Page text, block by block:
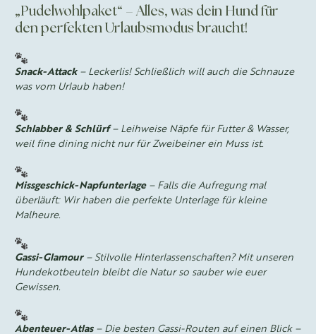
„Pudelwohlpaket“ – Alles, was dein Hund für
den perfekten Urlaubsmodus braucht!
Snack-Attack– Leckerlis! Schließlich will auch die Schnauze
was vom Urlaub haben!
Schlabber & Schlürf– Leihweise Näpfe für Futter & Wasser,
weil fine dining nicht nur für Zweibeiner ein Muss ist.
Missgeschick-Napfunterlage– Falls die Aufregung mal
überläuft: Wir haben die perfekte Unterlage für kleine
Malheure.
Gassi-Glamour– Stilvolle Hinterlassenschaften? Mit unseren
Hundekotbeuteln bleibt die Natur so sauber wie euer
Gewissen.
Abenteuer-Atlas– Die besten Gassi-Routen auf einen Blick –